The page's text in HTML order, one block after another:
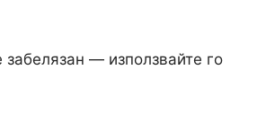
— използвайте го